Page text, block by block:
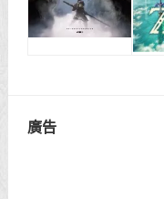
廣告